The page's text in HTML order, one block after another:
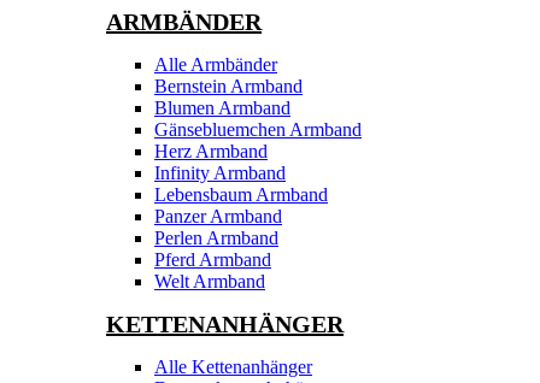
ARMBÄNDER
Alle Armbänder
Bernstein Armband
Blumen Armband
Gänsebluemchen Armband
Herz Armband
Infinity Armband
Lebensbaum Armband
Panzer Armband
Perlen Armband
Pferd Armband
Welt Armband
KETTENANHÄNGER
Alle Kettenanhänger